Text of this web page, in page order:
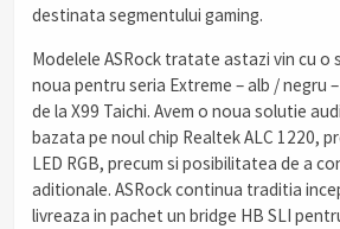
destinata segmentului gaming.
Modelele ASRock tratate astazi vin cu o
noua pentru seria Extreme – alb / negru
de la X99 Taichi. Avem o noua solutie
bazata pe noul chip Realtek ALC 1220,
LED RGB, precum si posibilitatea de a
aditionale. ASRock continua traditia
livreaza in pachet un bridge HB SLI